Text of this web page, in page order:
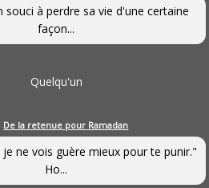
souci à perdre sa vie d'une certaine
façon...
Quelqu'un
De la retenue pour Ramadan
je ne vois guère mieux pour te punir."
Ho...